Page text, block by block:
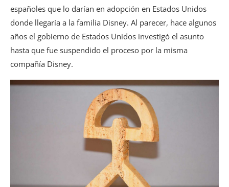
españoles que lo darían en adopción en Estados Unidos
donde llegaría a la familia Disney. Al parecer, hace algunos
años el gobierno de Estados Unidos investigó el asunto
hasta que fue suspendido el proceso por la misma
compañía Disney.